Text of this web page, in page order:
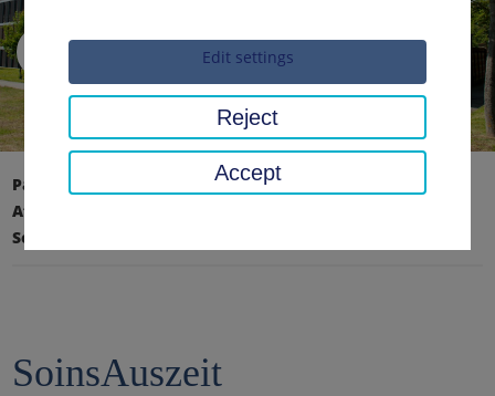
Sucheingabe
Page d'accueil
Affaires sociales, jeunesse, famille
Soins & personnes âgées
SoinsAuszeit
Edit settings
Reject
Accept